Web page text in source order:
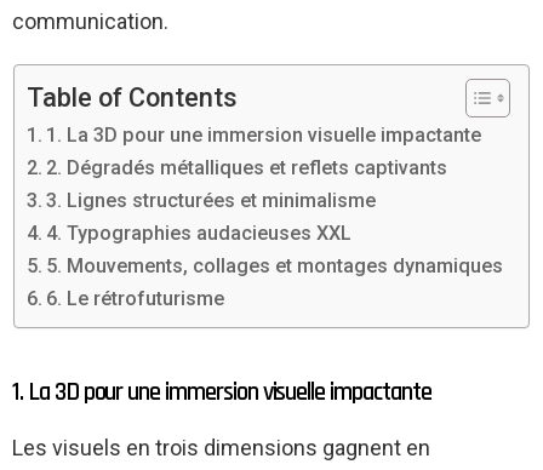
communication.
Table of Contents
1. La 3D pour une immersion visuelle impactante
2. Dégradés métalliques et reflets captivants
3. Lignes structurées et minimalisme
4. Typographies audacieuses XXL
5. Mouvements, collages et montages dynamiques
6. Le rétrofuturisme
1. La 3D pour une immersion visuelle impactante
Les visuels en trois dimensions gagnent en